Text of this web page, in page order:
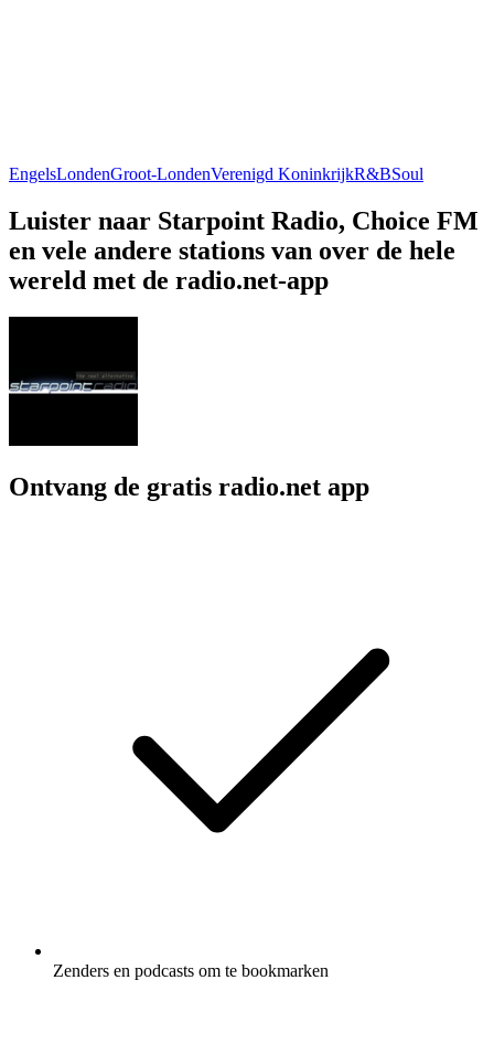
EngelsLondenGroot-LondenVerenigd KoninkrijkR&BSoul
Luister naar Starpoint Radio, Choice FM
en vele andere stations van over de hele
wereld met de radio.net-app
Ontvang de gratis radio.net app
Zenders en podcasts om te bookmarken